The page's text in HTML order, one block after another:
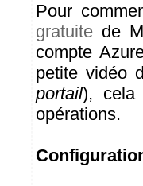
Pour
gratuite de
compte
petite vidéo
portail), cela
opérations.